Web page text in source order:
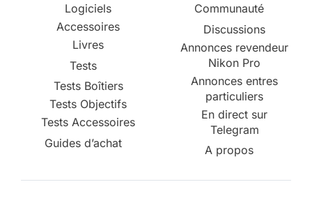
Logiciels
Accessoires
Livres
Tests
Tests Boîtiers
Tests Objectifs
Tests Accessoires
Guides d’achat
Communauté
Discussions
Annonces revendeur
Nikon Pro
Annonces entres
particuliers
En direct sur
Telegram
A propos